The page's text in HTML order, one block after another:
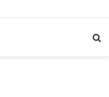
en plein essor